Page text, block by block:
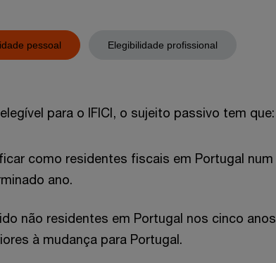
pessoal Elegibilidade profissional
para o IFICI, o sujeito passivo tem que:
como residentes fiscais em Portugal num
ano.
não residentes em Portugal nos cinco anos
à mudança para Portugal.